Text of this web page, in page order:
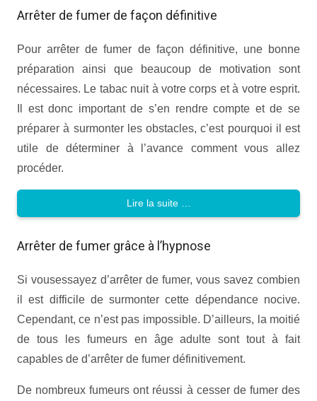
Arrêter de fumer de façon définitive
Pour arrêter de fumer de façon définitive, une bonne
préparation ainsi que beaucoup de motivation sont
nécessaires. Le tabac nuit à votre corps et à votre esprit.
Il est donc important de s’en rendre compte et de se
préparer à surmonter les obstacles, c’est pourquoi il est
utile de déterminer à l’avance comment vous allez
procéder.
Lire la suite …
Arrêter de fumer grâce à l’hypnose
Si vousessayez d’arrêter de fumer, vous savez combien
il est difficile de surmonter cette dépendance nocive.
Cependant, ce n’est pas impossible. D’ailleurs, la moitié
de tous les fumeurs en âge adulte sont tout à fait
capables de d’arrêter de fumer définitivement.
De nombreux fumeurs ont réussi à cesser de fumer des